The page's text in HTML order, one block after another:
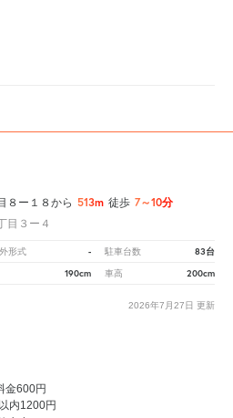
８ー１８から 513m 徒歩 7～10分
目３ー４
形式 - 駐車台数 83台
190cm 車高 200cm
2026年7月27日 更新
金600円
内1200円